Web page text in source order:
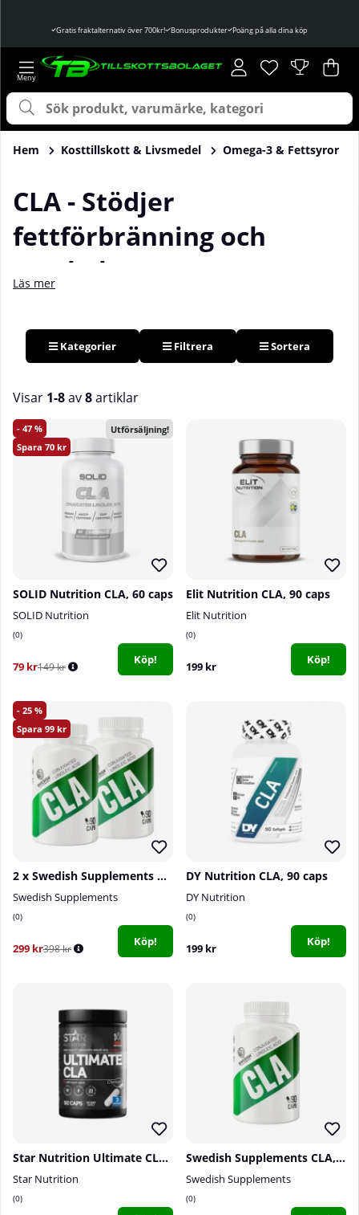
Gratis fraktalternativ över 700kr! Bonusprodukter Poäng på alla dina köp
Önskelista
Antal i
. .
Hem Kosttillskott & Livsmedel Omega-3 & Fettsyror
CLA - Stödjer
fettförbränning och
muskelmassa
immunförsvar
. Eftersom modern kost innehåller mindre CLA
än tidigare, väljer många att komplettera med ettCLA-
dinviktnedgång.
Läs mer
Kategorier Filtrera Sortera
Visar 1-8av8artiklar
Produkter
47
70
Utförsäljning!
SOLID Nutrition CLA, 60 caps
SOLID Nutrition
0
79 kr149 kr
Köp!
Elit Nutrition CLA, 90 caps
Elit Nutrition
0
199 kr Köp!
25
99
2 x Swedish Supplements CLA, 90 caps
Swedish Supplements
0
299 kr398 kr
Köp!
DY Nutrition CLA, 90 caps
DY Nutrition
0
199 kr Köp!
Star Nutrition Ultimate CLA, 90 caps
Star Nutrition
0
Swedish Supplements CLA, 90 caps
Swedish Supplements
0